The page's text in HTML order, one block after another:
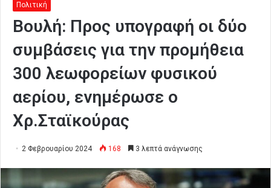
Πολιτική
Βουλή: Προς υπογραφή οι δύο
συμβάσεις για την προμήθεια
300 λεωφορείων φυσικού
αερίου, ενημέρωσε ο
Χρ.Σταϊκούρας
2 Φεβρουαρίου 2024 168 3 λεπτά ανάγνωσης